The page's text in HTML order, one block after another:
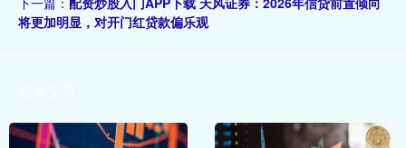
将更加明显，对开门红贷款偏乐观